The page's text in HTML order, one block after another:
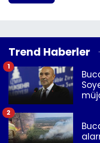
Trend Haberler
1
2